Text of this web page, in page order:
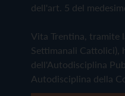
dell'art. 5 del
Vita Trentina, tramite
Settimanali Cattolici),
dell'Autodisciplina
Autodisciplina della